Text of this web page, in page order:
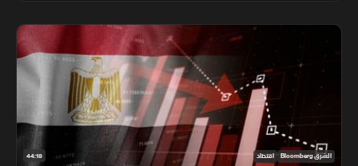
44:18 الشرق Bloomberg اقتصاد